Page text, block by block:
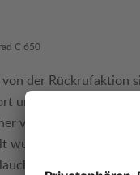
C 650
der Rückrufaktion
und C 650 GT,
von BMW teilte
wurde, dass der
kann durch